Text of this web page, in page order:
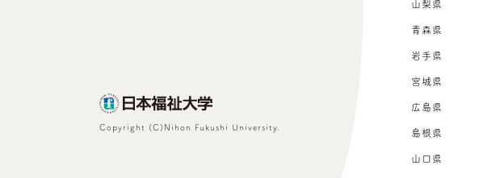
Copyright (C)Nihon Fukushi University.
山梨県
青森県
岩手県
宮城県
広島県
島根県
山口県